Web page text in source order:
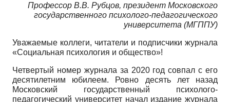
Профессор В.В. Рубцов, президент Московского
государственного психолого-педагогического
университета (МГППУ)
Уважаемые коллеги, читатели и подписчики журнала
«Социальная психология и общество»!
Четвертый номер журнала за 2020 год совпал с его
десятилетним юбилеем. Ровно десять лет назад
Московский государственный психолого-
педагогический университет начал издание журнала